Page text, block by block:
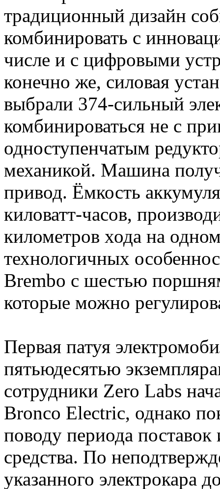
традиционный дизайн
комбинировать с
числе и с цифровыми
конечно же, силовая
выбрали 374-сильный
комбинироваться не с
одноступенчатым
механикой. Машина
привод. Ёмкость
киловатт-часов,
километров хода на
технологичных
Brembo с шестью
которые можно
Первая патуя
пятьюдесятью
сотрудники Zero Labs
Bronco Electric, однако
поводу периода
средства. По
указанного электрокара